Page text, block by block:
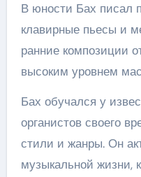
В юности Бах писал
клавирные пьесы и
ранние композиции
высоким уровнем
Бах обучался у
органистов своего
стили и жанры. Он
музыкальной жизни,